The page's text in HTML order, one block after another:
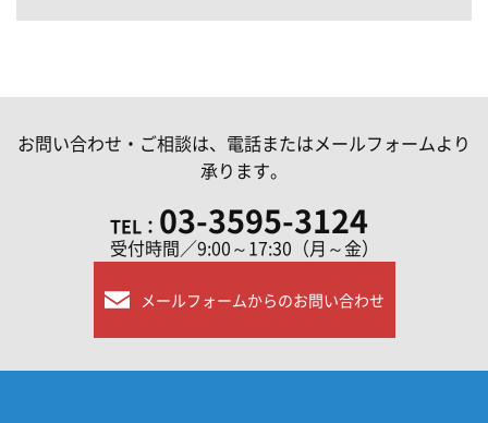
お問い合わせ・ご相談は、電話またはメールフォームより
承ります。
TEL： 03-3595-3124
受付時間／9:00～17:30（月～金）
メールフォームからのお問い合わせ